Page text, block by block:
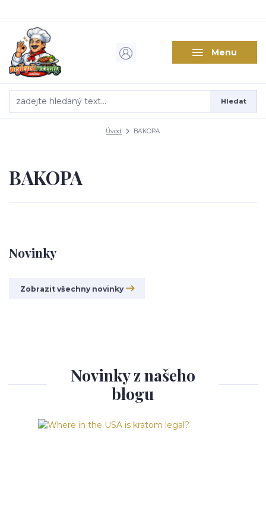
Menu
Hledat
Úvod BAKOPA
Novinky
Zobrazit všechny novinky
BAKOPA
Novinky z našeho
blogu